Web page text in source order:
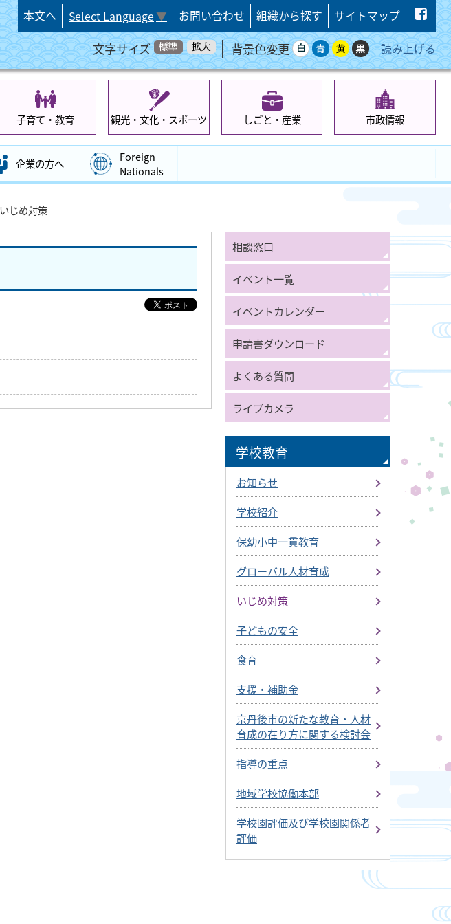
本文へ Select Language▼ お問い合わせ 組織から探す サイトマップ
文字サイズ 背景色変更 読み上げる
子育て・教育 観光・文化・スポーツ しごと・産業 市政情報
企業の方へ
Foreign
Nationals
いじめ対策
相談窓口
イベント一覧
イベントカレンダー
申請書ダウンロード
よくある質問
ライブカメラ
学校教育
お知らせ
学校紹介
保幼小中一貫教育
グローバル人材育成
いじめ対策
子どもの安全
食育
支援・補助金
京丹後市の新たな教育・人材
育成の在り方に関する検討会
指導の重点
地域学校協働本部
学校園評価及び学校園関係者
評価